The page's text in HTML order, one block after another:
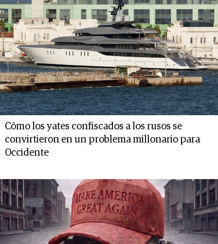
Cómo los yates confiscados a los rusos se
convirtieron en un problema millonario para
Occidente